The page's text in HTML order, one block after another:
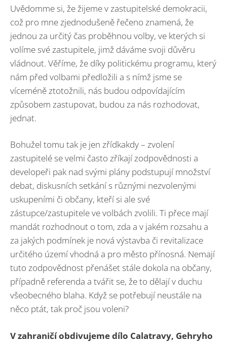
Uvědomme si, že žijeme v zastupitelské demokracii,
což pro mne zjednodušeně řečeno znamená, že
jednou za určitý čas proběhnou volby, ve kterých si
volíme své zastupitele, jimž dáváme svoji důvěru
vládnout. Věříme, že díky politickému programu, který
nám před volbami předložili a s nímž jsme se
víceméně ztotožnili, nás budou odpovídajícím
způsobem zastupovat, budou za nás rozhodovat,
jednat.
Bohužel tomu tak je jen zřídkakdy – zvolení
zastupitelé se velmi často zříkají zodpovědnosti a
developeři pak nad svými plány podstupují množství
debat, diskusních setkání s různými nezvolenými
uskupeními či občany, kteří si ale své
zástupce/zastupitele ve volbách zvolili. Ti přece mají
mandát rozhodnout o tom, zda a v jakém rozsahu a
za jakých podmínek je nová výstavba či revitalizace
určitého území vhodná a pro město přínosná. Nemají
tuto zodpovědnost přenášet stále dokola na občany,
případně referenda a tvářit se, že to dělají v duchu
všeobecného blaha. Když se potřebují neustále na
něco ptát, tak proč jsou voleni?
V zahraničí obdivujeme dílo Calatravy, Gehryho